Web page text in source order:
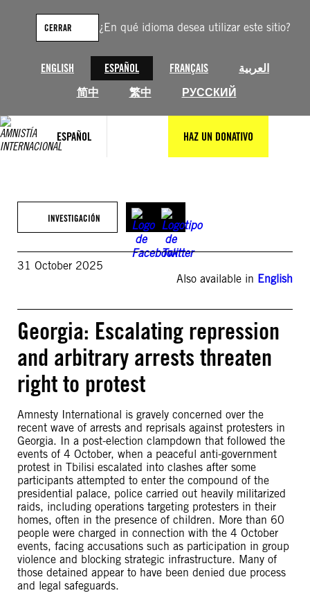
¿En qué idioma desea utilizar este sitio?
ENGLISH ESPAÑOL FRANÇAIS
العربية
简中
繁中 РУССКИЙ
CERRAR
ESPAÑOL HAZ UN DONATIVO
contenido
INVESTIGACIÓN
31 October 2025
Also available in English
Georgia: Escalating repression
and arbitrary arrests threaten
right to protest
Amnesty International is gravely concerned over the
recent wave of arrests and reprisals against protesters in
Georgia. In a post-election clampdown that followed the
events of 4 October, when a peaceful anti-government
protest in Tbilisi escalated into clashes after some
participants attempted to enter the compound of the
presidential palace, police carried out heavily militarized
raids, including operations targeting protesters in their
homes, often in the presence of children. More than 60
people were charged in connection with the 4 October
events, facing accusations such as participation in group
violence and blocking strategic infrastructure. Many of
those detained appear to have been denied due process
and legal safeguards.